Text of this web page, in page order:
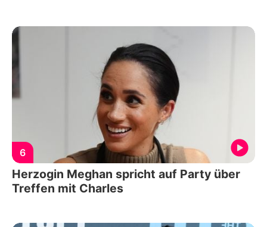
6
Herzogin Meghan spricht auf Party über
Treffen mit Charles